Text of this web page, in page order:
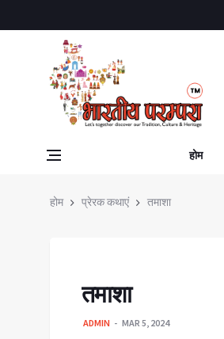
होम
होम प्रेरक कथाएं तमाशा
तमाशा
ADMIN MAR 5, 2024